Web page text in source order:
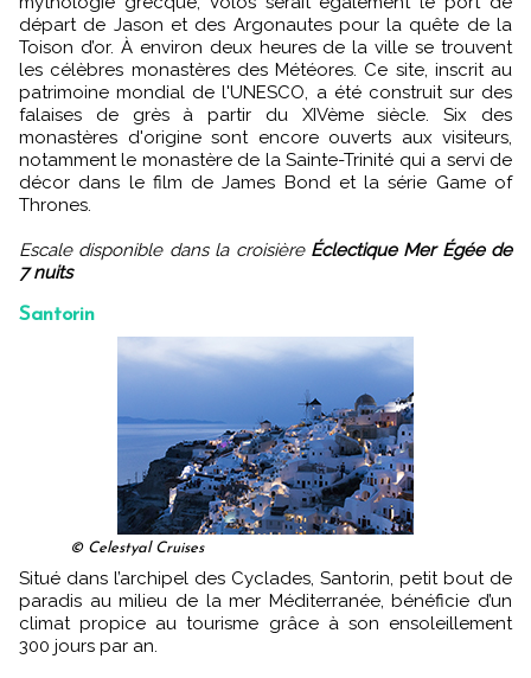
départ de Jason et des Argonautes pour la quête de la
Toison d’or. À environ deux heures de la ville se trouvent
les célèbres monastères des Météores. Ce site, inscrit au
patrimoine mondial de l'UNESCO, a été construit sur des
falaises de grès à partir du XIVème siècle. Six des
monastères d'origine sont encore ouverts aux visiteurs,
notamment le monastère de la Sainte-Trinité qui a servi de
décor dans le film de James Bond et la série Game of
Thrones.
Escale disponible dans la croisière Éclectique Mer Égée de
7 nuits
Santorin
© Celestyal Cruises
Situé dans l’archipel des Cyclades, Santorin, petit bout de
paradis au milieu de la mer Méditerranée, bénéficie d’un
climat propice au tourisme grâce à son ensoleillement
300 jours par an.